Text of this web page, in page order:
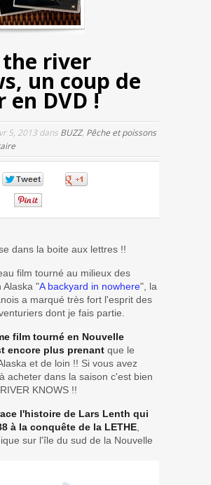
river
un coup de
en DVD !
5, 2013 dans BUZZ, Pêche et poissons
dans la boite aux lettres !!
film tourné au milieux des
Alaska "A backyard in nowhere", la
a marqué très fort l'esprit des
dont je fais partie.
film tourné en Nouvelle
encore plus prenant que le
et de loin !! Si vous avez
acheter dans la saison c'est bien
KNOWS !!
l'histoire de Lars Lenth qui
à la conquête de la LETHE
sur l'île du sud de la Nouvelle